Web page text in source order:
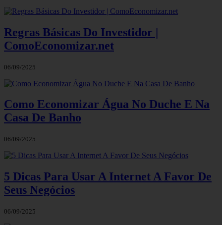
Regras Básicas Do Investidor |
ComoEconomizar.net
06/09/2025
Como Economizar Água No Duche E Na
Casa De Banho
06/09/2025
5 Dicas Para Usar A Internet A Favor De
Seus Negócios
06/09/2025